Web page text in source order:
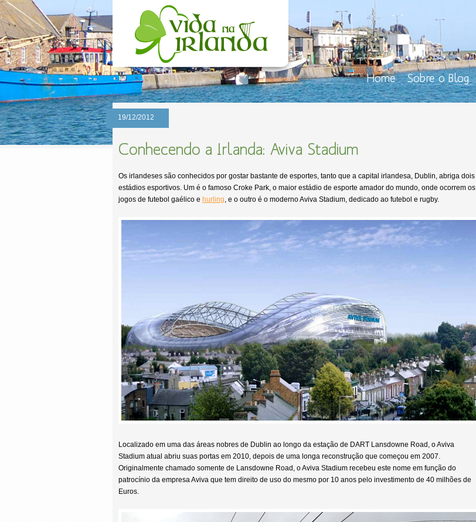
Home Sobre o Blog
19/12/2012
Conhecendo a Irlanda: Aviva Stadium
Os irlandeses são conhecidos por gostar bastante de esportes, tanto que a capital irlandesa, Dublin, abriga dois
estádios esportivos. Um é o famoso Croke Park, o maior estádio de esporte amador do mundo, onde ocorrem os
jogos de futebol gaélico e hurling, e o outro é o moderno Aviva Stadium, dedicado ao futebol e rugby.
Localizado em uma das áreas nobres de Dublin ao longo da estação de DART Lansdowne Road, o Aviva
Stadium atual abriu suas portas em 2010, depois de uma longa reconstrução que começou em 2007.
Originalmente chamado somente de Lansdowne Road, o Aviva Stadium recebeu este nome em função do
patrocínio da empresa Aviva que tem direito de uso do mesmo por 10 anos pelo investimento de 40 milhões de
Euros.